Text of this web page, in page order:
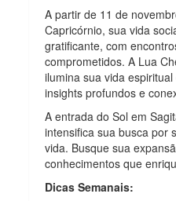
A partir de 11 de
Capricórnio, sua vida
gratificante, com
comprometidos. A Lua
ilumina sua vida
insights profundos e
A entrada do Sol em
intensifica sua busca por
vida. Busque sua
conhecimentos que
Dicas Semanais: